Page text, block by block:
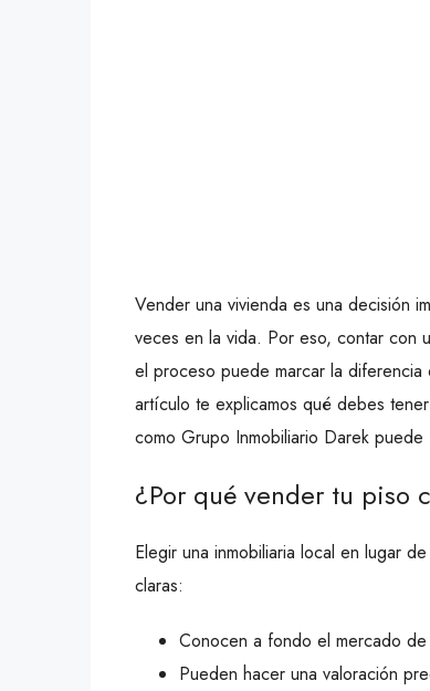
Vender una vivienda es una decisión
veces en la vida. Por eso, contar con
el proceso puede marcar la
artículo te explicamos qué debes
como Grupo Inmobiliario Darek puede
¿Por qué vender tu piso
Elegir una inmobiliaria local en lugar
claras:
Conocen a fondo el mercado
Pueden hacer una valoración